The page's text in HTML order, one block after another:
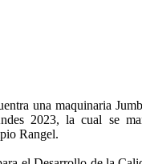
una maquinaria
2023, la cual se
Rangel.